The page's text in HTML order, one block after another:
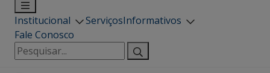
Institucional ServiçosInformativos
Fale Conosco
Pesquisar
por: